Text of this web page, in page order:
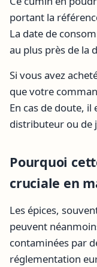
portant la
La date de
au plus près de la
Si vous avez
que votre
En cas de doute,
distributeur ou de
Pourquoi
cruciale en
Les épices,
peuvent
contaminées par
réglementation